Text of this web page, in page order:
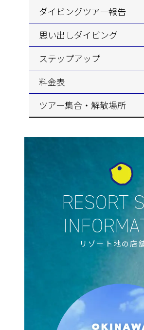
ダイビングツアー報告
思い出しダイビング
ステップアップ
料金表
ツアー集合・解散場所
リゾート地の店